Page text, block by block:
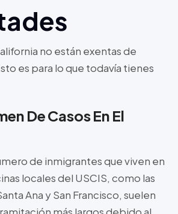
no están exentas de
es para lo que todavía tienes
De Casos En El
de inmigrantes que viven en
locales del USCIS, como las
Ana y San Francisco, suelen